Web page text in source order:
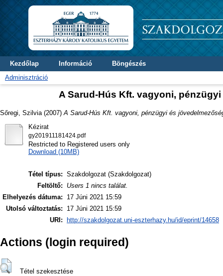
Kezdőlap Információ
Böngészés
Adminisztráció
A Sarud-Hús Kft. vagyoni,
Sőregi, Szilvia (2007) A Sarud-Hús Kft. vagyoni, pénzügyi és
Kézirat
gy201911181424.pdf
Restricted to Registered users only
Download (10MB)
Tétel típus: Szakdolgozat (Szakdolgozat)
Feltöltő:
Users 1 nincs találat.
Elhelyezés dátuma:
17 Júni 2021 15:59
Utolsó változtatás:
17 Júni 2021 15:59
URI:
http://szakdolgozat.uni-eszterhazy.hu/id/eprint/14658
Actions (login required)
Tétel szekesztése